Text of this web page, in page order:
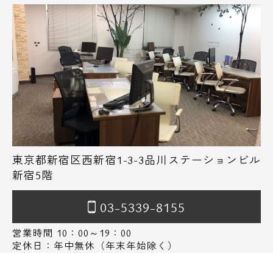
東京都新宿区西新宿1-3-3品川ステーションビル
新宿5階
03-5339-8155
営業時間 10：00～19：00
定休日：年中無休（年末年始除く）